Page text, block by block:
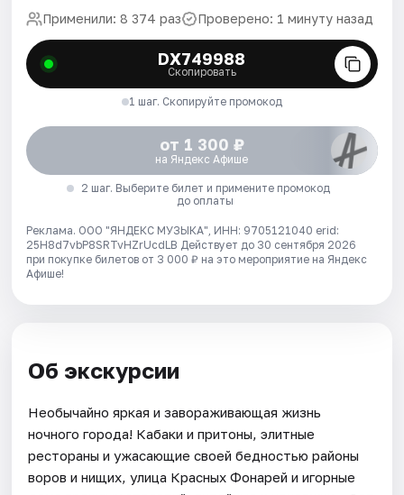
Применили: 8 374 раз Проверено: 1 минуту назад
DX749988
Скопировать
1 шаг. Скопируйте промокод
от 1 300 ₽
на Яндекс Афише
2 шаг. Выберите билет и примените промокод
до оплаты
Реклама. ООО "ЯНДЕКС МУЗЫКА", ИНН: 9705121040 erid:
25H8d7vbP8SRTvHZrUcdLB Действует до 30 сентября 2026
при покупке билетов от 3 000 ₽ на это мероприятие на Яндекс
Афише!
Об экскурсии
Необычайно яркая и завораживающая жизнь
ночного города! Кабаки и притоны, элитные
рестораны и ужасающие своей бедностью районы
воров и нищих, улица Красных Фонарей и игорные